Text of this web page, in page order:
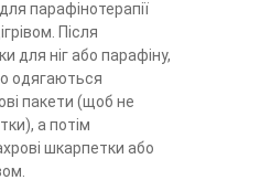
парафінотерапії
Після
для ніг або парафіну,
одягаються
пакети (щоб не
а потім
шкарпетки або